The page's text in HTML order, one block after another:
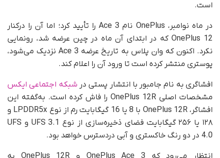
است.
در ماه نوامبر، OnePlus نام Ace 3 را تأیید کرد؛ اما آن را درکنار
OnePlus 12 که در ابتدای آن ماه در چین عرضه شد، رونمایی
نکرد. اکنون که وان‌ پلاس به تاریخ عرضه Ace 3 نزدیک می‌شود،
پوستری منتشر کرده است تا ورود آن را اعلام کند.
افشاگری به نام جامبور با انتشار پستی در شبکه اجتماعی ایکس
مشخصات اصلی OnePlus 12R را فاش کرده است. به‌گفته این
افشاگر، OnePlus 12R با 8 یا 16 گیگابایت رم از نوع LPDDR5x و
۱۲۸ یا ۲۵۶ گیگابایت فضای ذخیره‌سازی از نوع UFS 3.1 و UFS
4.0 در دو رنگ خاکستری و آبی دردسترس خواهد بود.